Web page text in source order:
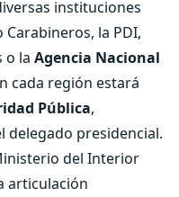
instituciones
la PDI,
o la Agencia Nacional
cada región estará
Pública,
delegado presidencial.
del Interior
articulación